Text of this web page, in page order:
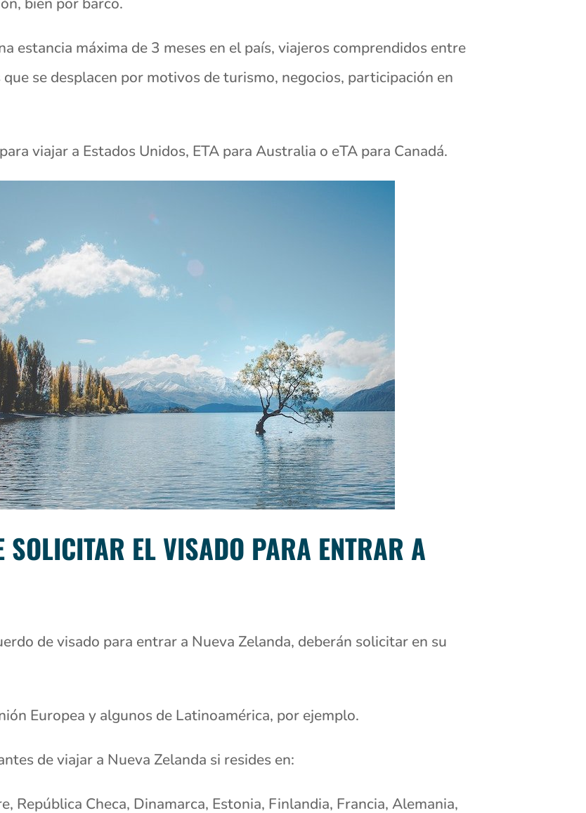
estancia máxima de 3 meses en el país, viajeros comprendidos entre
se desplacen por motivos de turismo, negocios, participación en
viajar a Estados Unidos, ETA para Australia o eTA para Canadá.
SOLICITAR EL VISADO PARA ENTRAR A
de visado para entrar a Nueva Zelanda, deberán solicitar en su
Europea y algunos de Latinoamérica, por ejemplo.
de viajar a Nueva Zelanda si resides en:
República Checa, Dinamarca, Estonia, Finlandia, Francia, Alemania,